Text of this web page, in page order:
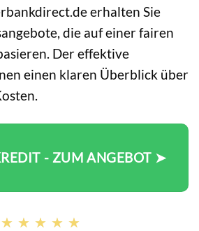
erhalten Sie
die auf einer fairen
Der effektive
einen klaren Überblick über
- ZUM ANGEBOT ➤
★★★★★
★★★★★